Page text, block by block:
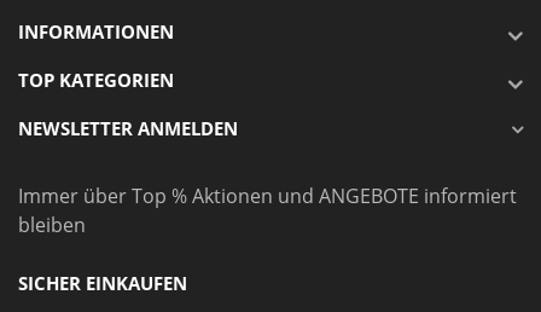
INFORMATIONEN
TOP KATEGORIEN
NEWSLETTER ANMELDEN
Immer über Top % Aktionen und ANGEBOTE informiert
bleiben
SICHER EINKAUFEN